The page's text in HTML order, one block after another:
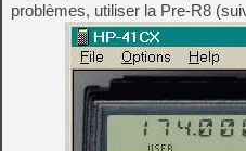
problèmes, utiliser la Pre-R8